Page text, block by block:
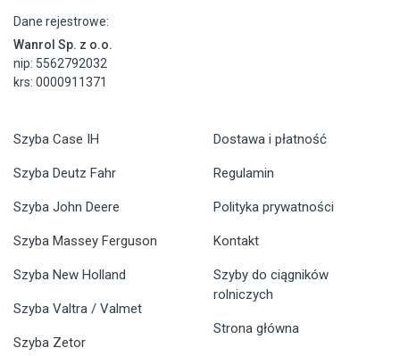
Dane rejestrowe:
Wanrol Sp. z o.o.
nip: 5562792032
krs: 0000911371
Szyba Case IH
Szyba Deutz Fahr
Szyba John Deere
Szyba Massey Ferguson
Szyba New Holland
Szyba Valtra / Valmet
Szyba Zetor
Dostawa i płatność
Regulamin
Polityka prywatności
Kontakt
Szyby do ciągników
rolniczych
Strona główna